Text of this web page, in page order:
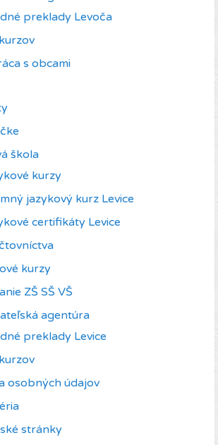
preklady Levoča
s obcami
škola
kurzy
jazykový kurz Levice
certifikáty Levice
kurzy
ZŠ SŠ VŠ
agentúra
preklady Levice
osobných údajov
stránky